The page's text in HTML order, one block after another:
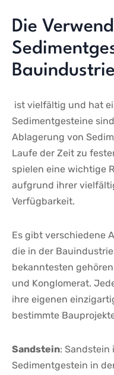
Die⁣
⁤Bauindustrie
ist vielfältig ⁣und hat
Sedimentgesteine
Ablagerung von
Laufe​ der Zeit zu
spielen eine wichtige
aufgrund‌ ihrer‌
Verfügbarkeit.
Es​ gibt verschiedene
die in‍ der
bekanntesten
und​ Konglomerat.
ihre eigenen
bestimmte
Sandstein: Sandstein​
Sedimentgestein in